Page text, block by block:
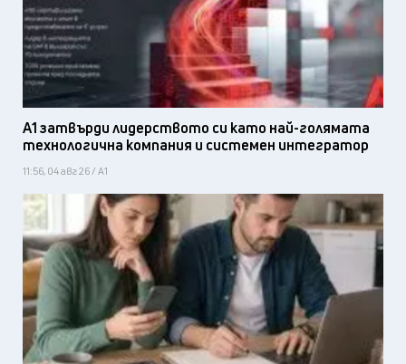
А1 затвърди лидерството си като най-голямата
технологична компания и системен интегратор
11:56, 04 авг 26 / А1